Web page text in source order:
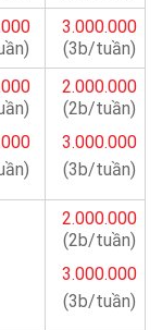
3.000.000
(3b/tuần)
2.000.000
(2b/tuần)
3.000.000
(3b/tuần)
2.000.000
(2b/tuần)
3.000.000
(3b/tuần)